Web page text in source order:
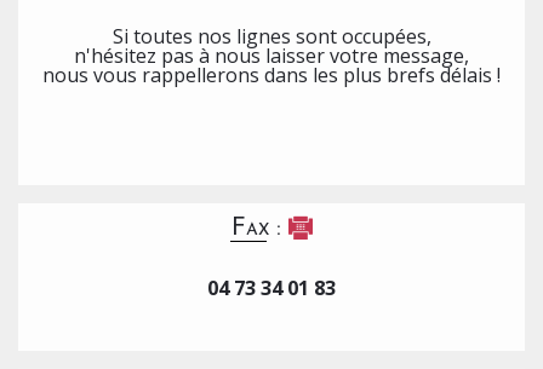
Si toutes nos lignes sont occupées,
n'hésitez pas à nous laisser votre message,
nous vous rappellerons dans les plus brefs délais !
Fax :
04 73 34 01 83